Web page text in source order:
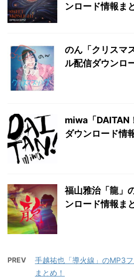
ンロード情報ま
のん「クリスマ
ル配信ダウンロ
miwa「DAITAN
ダウンロード情
福山雅治「龍」
ンロード情報ま
PREV
手越祐也「導火線」のMP3
まとめ！